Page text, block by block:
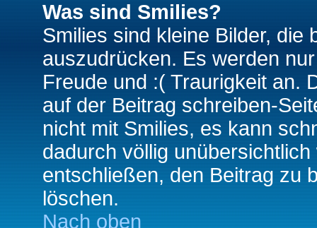
Was sind Smilies?
Smilies sind kleine Bilder, die
auszudrücken. Es werden
Freude und :( Traurigkeit an.
auf der Beitrag schreiben-
nicht mit Smilies, es kann
dadurch völlig
entschließen, den Beitrag zu
löschen.
Nach oben